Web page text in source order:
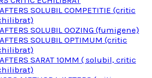
SOLUBIL COMPETITIE (critic
SOLUBIL OOZING (fumigene)
SOLUBIL OPTIMUM (critic
SARAT 10MM ( solubil, critic